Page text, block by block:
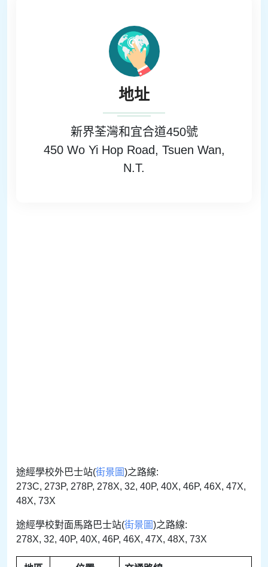
地址
新界荃灣和宜合道450號
450 Wo Yi Hop Road, Tsuen Wan,
N.T.
途經學校外巴士站(街景圖)之路線:
273C, 273P, 278P, 278X, 32, 40P, 40X, 46P, 46X, 47X,
48X, 73X
途經學校對面馬路巴士站(街景圖)之路線:
278X, 32, 40P, 40X, 46P, 46X, 47X, 48X, 73X